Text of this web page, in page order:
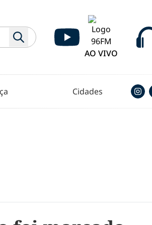
AO VIVO
Cidades